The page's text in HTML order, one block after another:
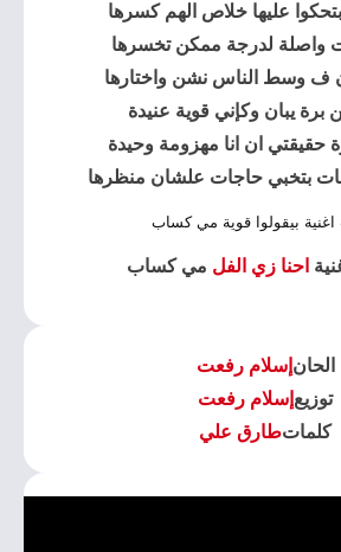
بتحكوا عليها خلاص الهم كسرها
واصلة لدرجة ممكن تخسرها
ف وسط الناس نشن واختارها
من برة يبان وكإني قوية عنيدة
ان انا مهزومة وحيدة
بتخبي حاجات علشان منظرها
اغنية بيقولوا قوية مي كساب
احنا زي الفل مي كساب
الحان إسلام رفعت
توزيع إسلام رفعت
كلماتطارق علي